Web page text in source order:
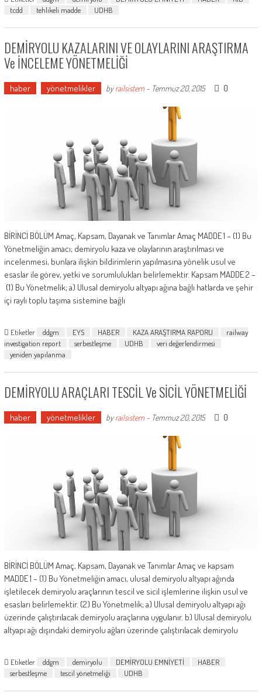
tcdd
tehlikeli madde UDHB
DEMİRYOLU KAZALARINI VE OLAYLARINI ARAŞTIRMA
Ve İNCELEME YÖNETMELİĞİ
haber yönetmelikler byrailsistem- Temmuz 20, 2015 0
BİRİNCİ BÖLÜM Amaç, Kapsam, Dayanak ve Tanımlar Amaç MADDE 1 – (1) Bu
Yönetmeliğin amacı; demiryolu kaza ve olaylarının araştırılması ve
incelenmesi, bunlara ilişkin bildirimlerin yapılmasına yönelik usul ve
esaslar ile görev, yetki ve sorumlulukları belirlemektir. Kapsam MADDE 2 –
(1) Bu Yönetmelik; a) Ulusal demiryolu altyapı ağına bağlı hatlarda ve şehir
içi raylı toplu taşıma sistemine bağlı
Etiketler ddgm EYS HABER KAZA ARAŞTIRMA RAPORU
railway
investigation report
serbestleşme UDHB
veri değerlendirmesi
yeniden yapılanma
DEMİRYOLU ARAÇLARI TESCİL Ve SİCİL YÖNETMELİĞİ
haber yönetmelikler byrailsistem- Temmuz 20, 2015 0
BİRİNCİ BÖLÜM Amaç, Kapsam, Dayanak ve Tanımlar Amaç ve kapsam
MADDE 1 – (1) Bu Yönetmeliğin amacı, ulusal demiryolu altyapı ağında
işletilecek demiryolu araçlarının tescil ve sicil işlemlerine ilişkin usul ve
esasları belirlemektir. (2) Bu Yönetmelik; a) Ulusal demiryolu altyapı ağı
üzerinde çalıştırılacak demiryolu araçlarına uygulanır. b) Ulusal demiryolu
altyapı ağı dışındaki demiryolu ağları üzerinde çalıştırılacak demiryolu
Etiketler ddgm demiryolu DEMİRYOLU EMNİYETİ
HABER
serbestleşme
tescil yönetmeliği UDHB